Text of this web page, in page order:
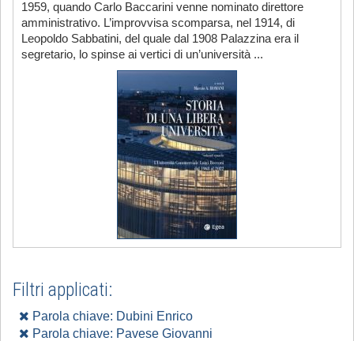
1959, quando Carlo Baccarini venne nominato direttore
amministrativo. L’improvvisa scomparsa, nel 1914, di
Leopoldo Sabbatini, del quale dal 1908 Palazzina era il
segretario, lo spinse ai vertici di un’università ...
Filtri applicati:
Parola chiave: Dubini Enrico
Parola chiave: Pavese Giovanni